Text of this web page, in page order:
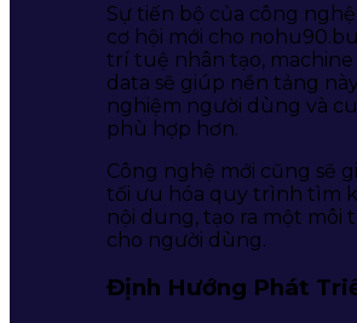
Sự tiến bộ của công
cơ hội mới cho
trí tuệ nhân tạo,
data sẽ giúp nền tảng
nghiệm người dùng và
phù hợp hơn.
Công nghệ mới cũng sẽ
tối ưu hóa quy trình tìm
nội dung, tạo ra một môi
cho người dùng.
Định Hướng Phát